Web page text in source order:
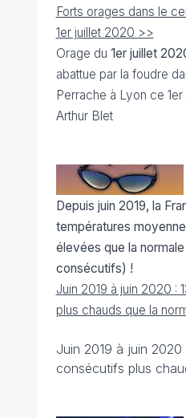
Forts orages dans le
1er juillet 2020 >>
Orage du 1er juillet
abattue par la foudre
Perrache à Lyon ce
Arthur Blet
Depuis juin 2019, la
températures
élevées que la
consécutifs) !
Juin 2019 à juin 2020 :
plus chauds que la
Juin 2019 à juin 2020
consécutifs plus